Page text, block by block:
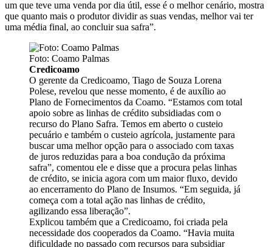
um que teve uma venda por dia útil, esse é o melhor cenário, mostra
que quanto mais o produtor dividir as suas vendas, melhor vai ter
uma média final, ao concluir sua safra”.
Foto: Coamo Palmas
Credicoamo
O gerente da Credicoamo, Tiago de Souza Lorena
Polese, revelou que nesse momento, é de auxílio ao
Plano de Fornecimentos da Coamo. “Estamos com total
apoio sobre as linhas de crédito subsidiadas com o
recurso do Plano Safra. Temos em aberto o custeio
pecuário e também o custeio agrícola, justamente para
buscar uma melhor opção para o associado com taxas
de juros reduzidas para a boa condução da próxima
safra”, comentou ele e disse que a procura pelas linhas
de crédito, se inicia agora com um maior fluxo, devido
ao encerramento do Plano de Insumos. “Em seguida, já
começa com a total ação nas linhas de crédito,
agilizando essa liberação”.
Explicou também que a Credicoamo, foi criada pela
necessidade dos cooperados da Coamo. “Havia muita
dificuldade no passado com recursos para subsidiar